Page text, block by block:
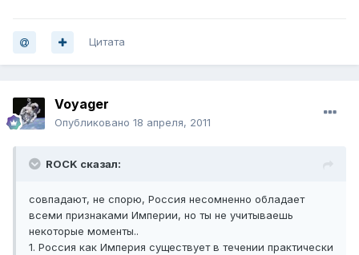
Цитата
Voyager
Опубликовано 18 апреля, 2011
ROCK сказал:
совпадают, не спорю, Россия несомненно обладает
всеми признаками Империи, но ты не учитываешь
некоторые моменты..
1. Россия как Империя существует в течении практически